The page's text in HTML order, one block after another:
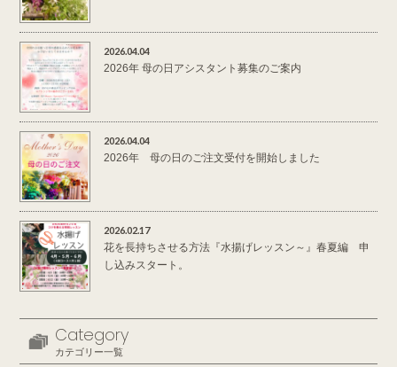
2026.04.04
2026年 母の日アシスタント募集のご案内
2026.04.04
2026年 母の日のご注文受付を開始しました
2026.02.17
花を長持ちさせる方法『水揚げレッスン～』春夏編 申
し込みスタート。
Category
カテゴリー一覧